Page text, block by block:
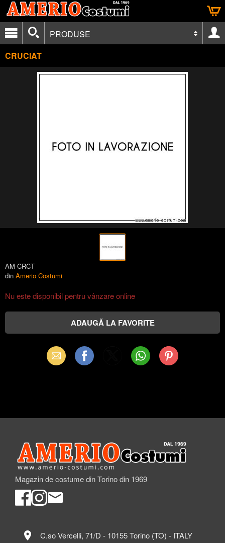
PRODUSE
CRUCIAT
AM-CRCT
din Amerio Costumi
Nu este disponibil pentru vânzare online
Email Facebook WhatsAppPinterest
Magazin de costume din Torino din 1969
location_on C.so Vercelli, 71/D - 10155 Torino (TO) - ITALY